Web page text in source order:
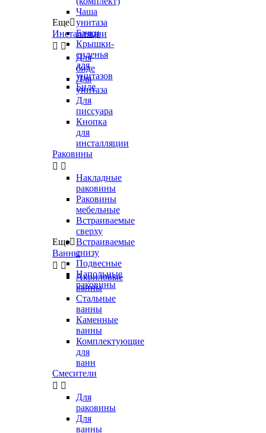
Чаша
унитаза
Бачки
Крышки-
сиденья
для
унитазов
Биде
Еще
Инсталляции
 
Для
биде
Для
унитаза
Для
писсуара
Кнопка
для
инсталляции
Раковины
 
Накладные
раковины
Раковины
мебельные
Встраиваемые
сверху
Встраиваемые
снизу
Подвесные
Напольные
раковины
Еще
Ванны
 
Акриловые
ванны
Стальные
ванны
Каменные
ванны
Комплектующие
для
ванн
Смесители
 
Для
раковины
Для
ванны